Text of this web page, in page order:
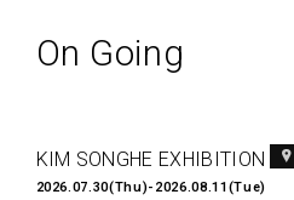
On Going
KIM SONGHE EXHIBITION 『
2026.07.30(Thu)-2026.08.11(Tue)